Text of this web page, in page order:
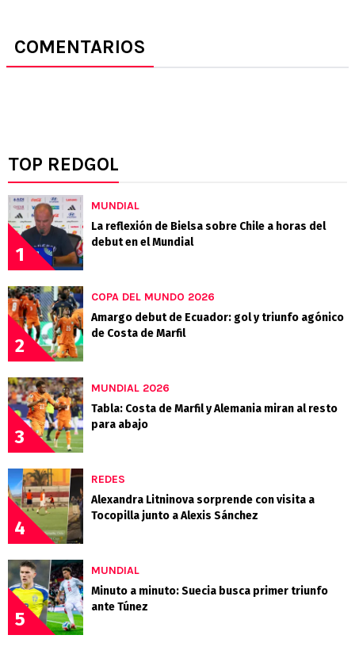
COMENTARIOS
TOP REDGOL
1
MUNDIAL
La reflexión de Bielsa sobre Chile a horas del
debut en el Mundial
2
COPA DEL MUNDO 2026
Amargo debut de Ecuador: gol y triunfo agónico
de Costa de Marfil
3
MUNDIAL 2026
Tabla: Costa de Marfil y Alemania miran al resto
para abajo
4
REDES
Alexandra Litninova sorprende con visita a
Tocopilla junto a Alexis Sánchez
5
MUNDIAL
Minuto a minuto: Suecia busca primer triunfo
ante Túnez